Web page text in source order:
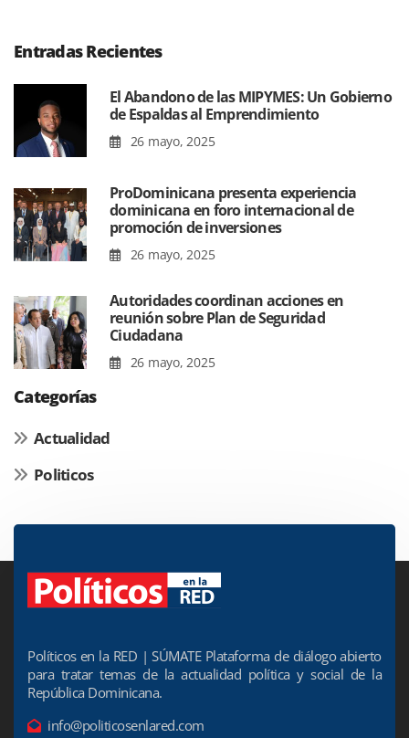
Entradas Recientes
El Abandono de las MIPYMES: Un Gobierno
de Espaldas al Emprendimiento
26 mayo, 2025
ProDominicana presenta experiencia
dominicana en foro internacional de
promoción de inversiones
26 mayo, 2025
Autoridades coordinan acciones en
reunión sobre Plan de Seguridad
Ciudadana
26 mayo, 2025
Categorías
Actualidad
Politicos
Políticos en la RED | SÚMATE Plataforma de diálogo abierto
para tratar temas de la actualidad política y social de la
República Dominicana.
info@politicosenlared.com